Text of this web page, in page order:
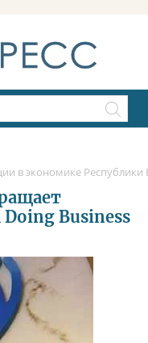
в экономике
Business